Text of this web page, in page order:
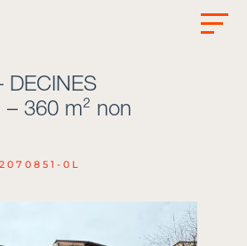
DECINES
– 360 m² non
0L